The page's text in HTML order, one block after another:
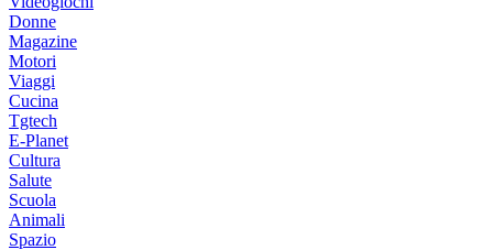
Donne
Magazine
Motori
Viaggi
Cucina
Tgtech
E-Planet
Cultura
Salute
Scuola
Animali
Spazio